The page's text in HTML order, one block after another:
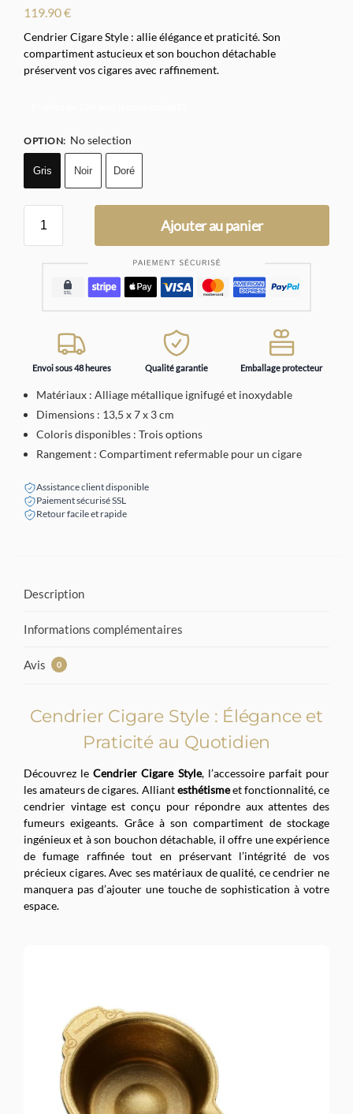
119.90€
Cendrier Cigare Style : allie élégance et praticité. Son
compartiment astucieux et son bouchon détachable
préservent vos cigares avec raffinement.
OPTION: No selection
Gris Noir Doré
Ajouter au panier
Envoi sous 48 heures Qualité garantie Emballage protecteur
Matériaux : Alliage métallique ignifugé et inoxydable
Dimensions : 13,5 x 7 x 3 cm
Coloris disponibles : Trois options
Rangement : Compartiment refermable pour un cigare
Assistance client disponible
Paiement sécurisé SSL
Retour facile et rapide
Description
Informations complémentaires
Avis 0
Cendrier Cigare Style : Élégance et
Praticité au Quotidien
Découvrez leCendrier Cigare Style, l’accessoire parfait pour
les amateurs de cigares. Alliantesthétismeet fonctionnalité, ce
cendrier vintage est conçu pour répondre aux attentes des
fumeurs exigeants. Grâce à son compartiment de stockage
ingénieux et à son bouchon détachable, il offre une expérience
de fumage raffinée tout en préservant l’intégrité de vos
précieux cigares. Avec ses matériaux de qualité, ce cendrier ne
manquera pas d’ajouter une touche de sophistication à votre
espace.